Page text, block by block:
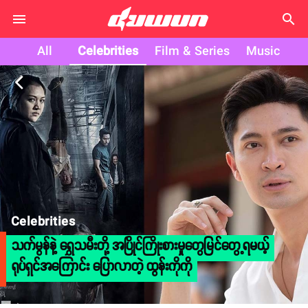
search
All Celebrities Film & Series Music
arrow_back_ios
Celebrities
သက်မွန်နဲ့ ရွှေသမီးတို့ အပြိုင်ကြိုးစားမှုတွေမြင်တွေ့ရမယ့်
ရုပ်ရှင်အကြောင်း ပြောလာတဲ့ ထွန်းကိုကို